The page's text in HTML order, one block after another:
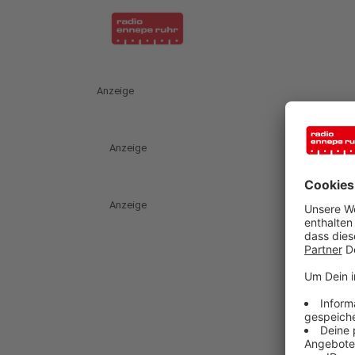
Anzeige
Anzeige
Anzeige